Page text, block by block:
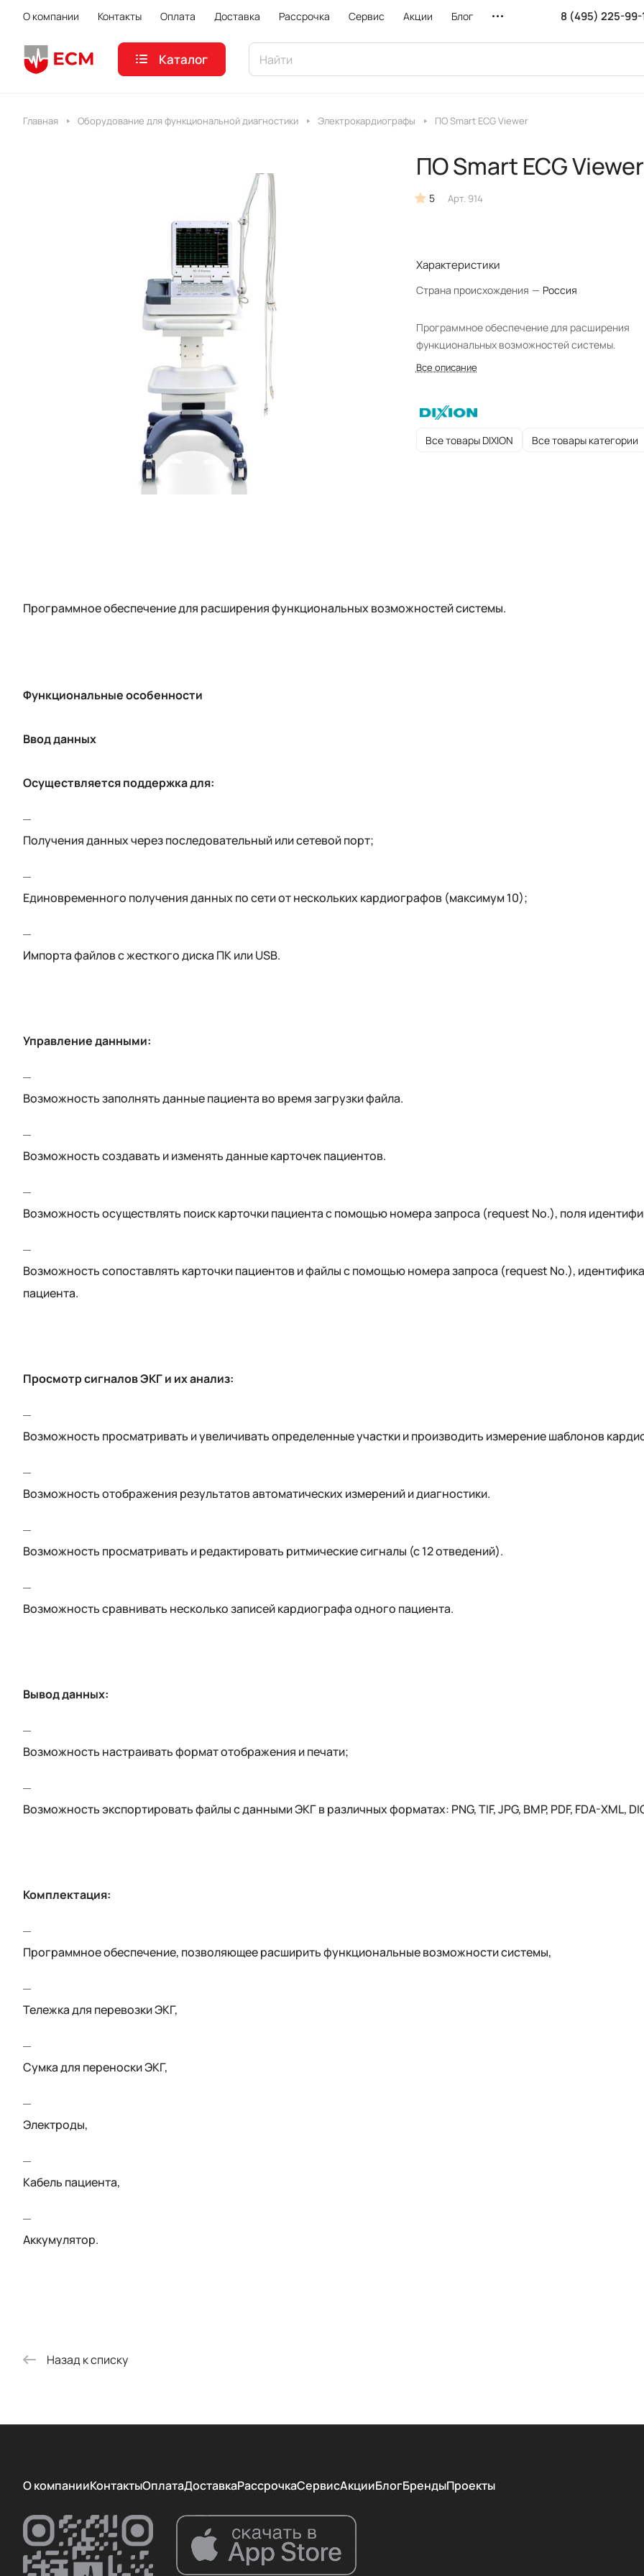
О компании Контакты Оплата Доставка Рассрочка Сервис Акции Блог 8 (495) 225-99-
Каталог
Главная Оборудование для функциональной диагностики Электрокардиографы ПО Smart ECG Viewer
ПО Smart ECG Viewer
5 Арт. 914
Характеристики
Страна происхождения — Россия
Программное обеспечение для расширения
функциональных возможностей системы.
Все описание
Все товары DIXION Все товары категории
Программное обеспечение для расширения функциональных возможностей системы.
Функциональные особенности
Ввод данных
Осуществляется поддержка для:
Получения данных через последовательный или сетевой порт;
Единовременного получения данных по сети от нескольких кардиографов (максимум 10);
Импорта файлов с жесткого диска ПК или USB.
Управление данными:
Возможность заполнять данные пациента во время загрузки файла.
Возможность создавать и изменять данные карточек пациентов.
Возможность осуществлять поиск карточки пациента с помощью номера запроса (request No.), поля
Возможность сопоставлять карточки пациентов и файлы с помощью номера запроса (request No.),
пациента.
Просмотр сигналов ЭКГ и их анализ:
Возможность просматривать и увеличивать определенные участки и производить измерение шаблонов
Возможность отображения результатов автоматических измерений и диагностики.
Возможность просматривать и редактировать ритмические сигналы (с 12 отведений).
Возможность сравнивать несколько записей кардиографа одного пациента.
Вывод данных:
Возможность настраивать формат отображения и печати;
Возможность экспортировать файлы с данными ЭКГ в различных форматах: PNG, TIF, JPG, BMP, PDF, FDA-XML,
Комплектация:
Программное обеспечение, позволяющее расширить функциональные возможности системы,
Тележка для перевозки ЭКГ,
Сумка для переноски ЭКГ,
Электроды,
Кабель пациента,
Аккумулятор.
Назад к списку
О компанииКонтактыОплатаДоставкаРассрочкаСервисАкцииБлогБрендыПроекты